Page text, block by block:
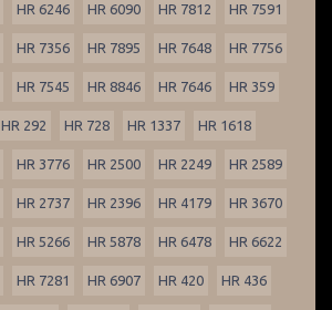
HR 6246 HR 6090 HR 7812 HR 7591
HR 7356 HR 7895 HR 7648 HR 7756
HR 7545 HR 8846 HR 7646 HR 359
HR 292 HR 728 HR 1337 HR 1618
HR 3776 HR 2500 HR 2249 HR 2589
HR 2737 HR 2396 HR 4179 HR 3670
HR 5266 HR 5878 HR 6478 HR 6622
HR 7281 HR 6907 HR 420 HR 436